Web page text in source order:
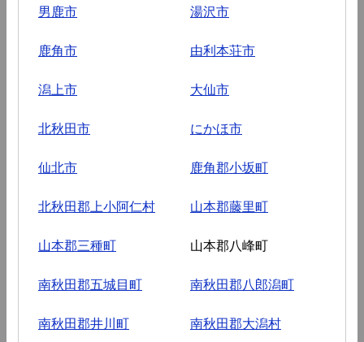
男鹿市 湯沢市
鹿角市 由利本荘市
潟上市 大仙市
北秋田市 にかほ市
仙北市 鹿角郡小坂町
北秋田郡上小阿仁村 山本郡藤里町
山本郡三種町 山本郡八峰町
南秋田郡五城目町 南秋田郡八郎潟町
南秋田郡井川町 南秋田郡大潟村